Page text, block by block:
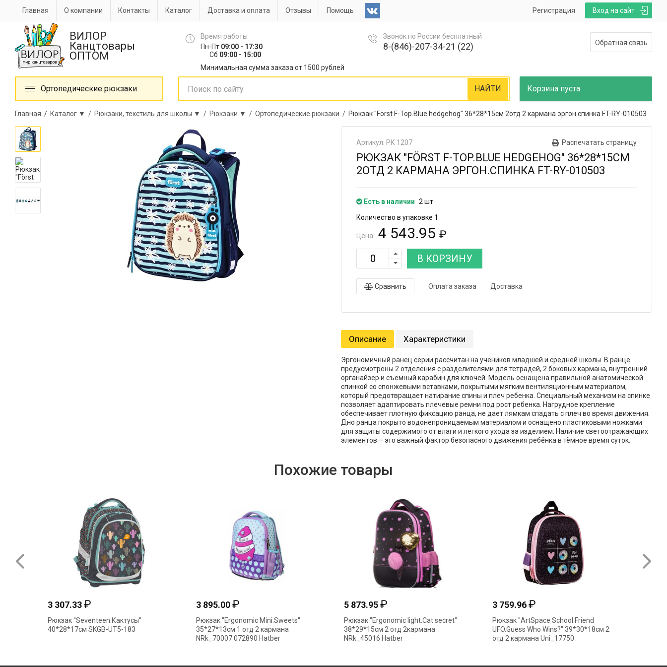
Вход на сайт
Регистрация
Главная О компании Контакты Каталог Доставка и оплата Отзывы Помощь
ВИЛОР
Канцтовары
ОПТОМ
Время работы
Пн-Пт 09:00 - 17:30
Сб 09:00 - 15:00
Минимальная сумма заказа от 1500 рублей
Звонок по России бесплатный
8-(846)-207-34-21 (22) Обратная связь
Ортопедические рюкзаки Корзина пуста
НАЙТИ
Главная / Каталог ▼ / Рюкзаки, текстиль для школы ▼ / Рюкзаки ▼ / Ортопедические рюкзаки / Рюкзак "Först F-Top.Blue hedgehog" 36*28*15см 2отд 2 кармана эргон.спинка FT-RY-010503
Распечатать страницу
Артикул: РК 1207
РЮКЗАК "FÖRST F-TOP.BLUE HEDGEHOG" 36*28*15СМ
2ОТД 2 КАРМАНА ЭРГОН.СПИНКА FT-RY-010503
Есть в наличии 2 шт
Количество в упаковке 1
Цена: 4 543.95 ₽
В КОРЗИНУ
Сравнить Оплата заказа Доставка
Описание Характеристики
Эргономичный ранец серии рассчитан на учеников младшей и средней школы. В ранце
предусмотрены 2 отделения с разделителями для тетрадей, 2 боковых кармана, внутренний
органайзер и съемный карабин для ключей. Модель оснащена правильной анатомической
спинкой со спонжевыми вставками, покрытыми мягким вентиляционным материалом,
который предотвращает натирание спины и плеч ребенка. Специальный механизм на спинке
позволяет адаптировать плечевые ремни под рост ребенка. Нагрудное крепление
обеспечивает плотную фиксацию ранца, не дает лямкам спадать с плеч во время движения.
Дно ранца покрыто водонепроницаемым материалом и оснащено пластиковыми ножками
для защиты содержимого от влаги и легкого ухода за изделием. Наличие светоотражающих
элементов – это важный фактор безопасного движения ребёнка в тёмное время суток.
Похожие товары
3 307.33₽
Рюкзак "Seventeen.Кактусы"
40*28*17см SKGB-UT5-183
3 895.00₽
Рюкзак "Ergonomic Mini.Sweets"
35*27*13см 1 отд 2 кармана
NRk_70007 072890 Hatber
5 873.95₽
Рюкзак "Ergonomic light.Cat secret"
38*29*15см 2 отд 2кармана
NRk_45016 Hatber
3 759.96₽
Рюкзак "ArtSpace School Friend
UFO.Guess Who Wins?" 39*30*18см 2
отд 2 кармана Uni_17750